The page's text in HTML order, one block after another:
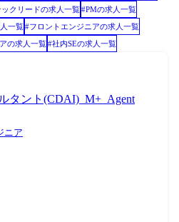
を⾏っています。残業時間は10〜30時
プロダクトは約3ヶ月での開発完了を
制 ・対話から生まれる組織:役職や
びと共有の文化:専門書の輪読会で知
程に従って出向を命じることがあり、
ックリードの求人一覧#PMの求人一覧
一覧#フロントエンジニアの求人一覧
の求人一覧#社内SEの求人一覧
タント(CDAI)_M+_Agent
ニア